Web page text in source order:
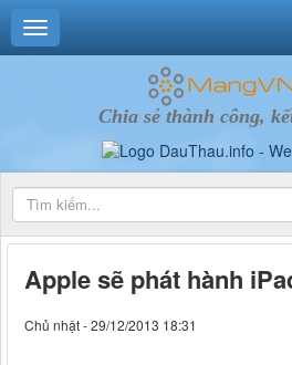
Chia sẻ thành công,
Apple sẽ phát hành
Chủ nhật - 29/12/2013 18:31